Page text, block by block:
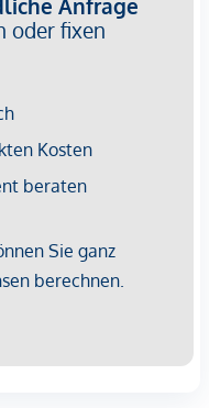
dieser Wohnung
Credit Broker
einem externen
hin, dass die
Doppelmakler tätig.